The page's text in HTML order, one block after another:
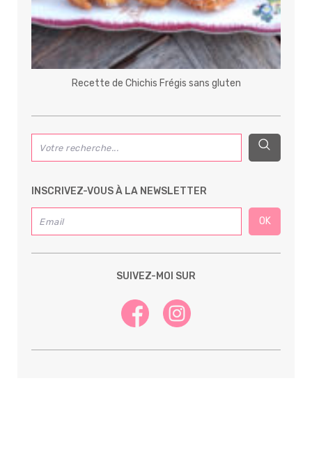
Recette de Chichis Frégis sans gluten
INSCRIVEZ-VOUS À LA NEWSLETTER
SUIVEZ-MOI SUR